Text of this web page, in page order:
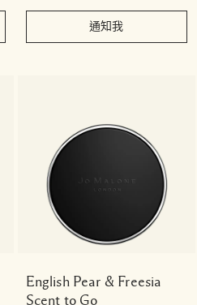
通知我
English Pear & Freesia
Scent to Go